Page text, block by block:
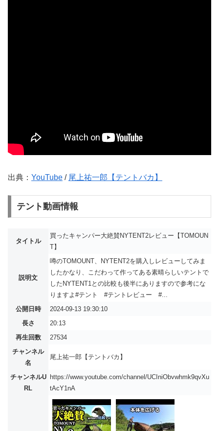
出典： YouTube / 尾上祐一郎【テントバカ】
テント動画情報
タイトル
買ったキャンパー大絶賛NYTENT2レビュー【TOMOUN
T】
説明文
噂のTOMOUNT、NYTENT2を購入しレビューしてみま
したかなり、こだわって作ってある素晴らしいテントで
したNYTENT1との比較も後半にありますので参考にな
りますよ#テント #テントレビュー #...
公開日時
2024-09-13 19:30:10
長さ
20:13
再生回数
27534
チャンネル
名
尾上祐一郎【テントバカ】
チャンネルU
RL
https://www.youtube.com/channel/UCIniObvwhmk9qvXu
tAcY1nA